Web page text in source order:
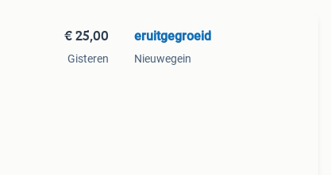
€ 25,00
Gisteren
eruitgegroeid
Nieuwegein